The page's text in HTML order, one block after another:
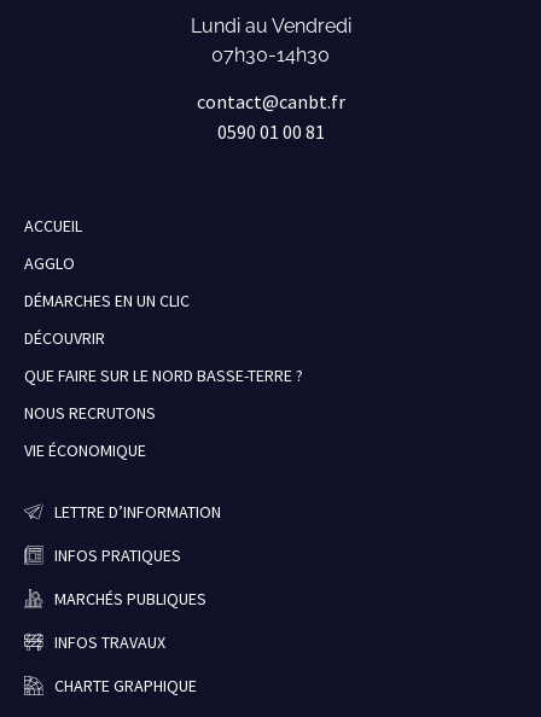
Lundi au Vendredi
07h30-14h30
contact@canbt.fr
0590 01 00 81
ACCUEIL
AGGLO
DÉMARCHES EN UN CLIC
DÉCOUVRIR
QUE FAIRE SUR LE NORD BASSE-TERRE ?
NOUS RECRUTONS
VIE ÉCONOMIQUE
LETTRE D’INFORMATION
INFOS PRATIQUES
MARCHÉS PUBLIQUES
INFOS TRAVAUX
CHARTE GRAPHIQUE